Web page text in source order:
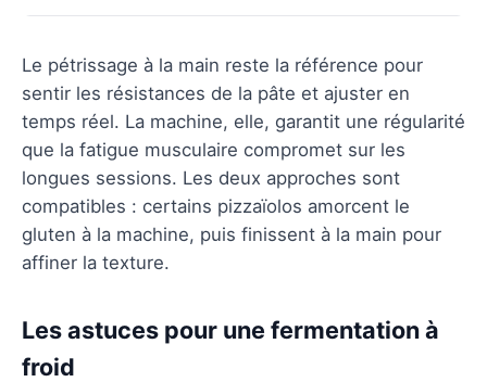
Le pétrissage à la main reste la référence pour
sentir les résistances de la pâte et ajuster en
temps réel. La machine, elle, garantit une régularité
que la fatigue musculaire compromet sur les
longues sessions. Les deux approches sont
compatibles : certains pizzaïolos amorcent le
gluten à la machine, puis finissent à la main pour
affiner la texture.
Les astuces pour une fermentation à
froid